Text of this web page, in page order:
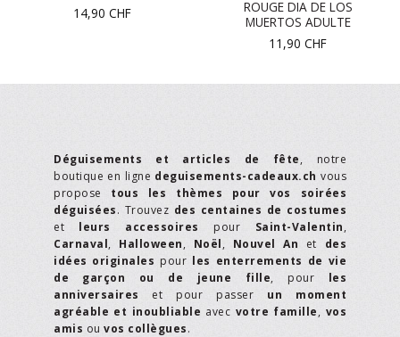
14,90 CHF
ROUGE DIA DE LOS
MUERTOS ADULTE
11,90 CHF
Déguisements et articles de fête, notre
boutique en ligne deguisements-cadeaux.ch vous
propose tous les thèmes pour vos soirées
déguisées. Trouvez des centaines de costumes
et leurs accessoires pour Saint-Valentin,
Carnaval, Halloween, Noël, Nouvel An et des
idées originales pour les enterrements de vie
de garçon ou de jeune fille, pour les
anniversaires et pour passer un moment
agréable et inoubliable avec votre famille, vos
amis ou vos collègues.